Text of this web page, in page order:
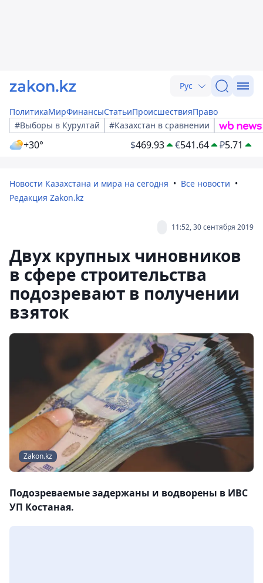
Рус
ПолитикаМирФинансыСтатьиПроисшествияПраво
#Выборы в Курултай
#Казахстан в сравнении
+30° $469.93 €541.64 ₽5.71
Новости Казахстана и мира на сегодня
Все новости
Редакция Zakon.kz
11:52, 30 сентября 2019
Двух крупных чиновников
в сфере строительства
подозревают в получении
взяток
Zakon.kz
Подозреваемые задержаны и водворены в ИВС
УП Костаная.